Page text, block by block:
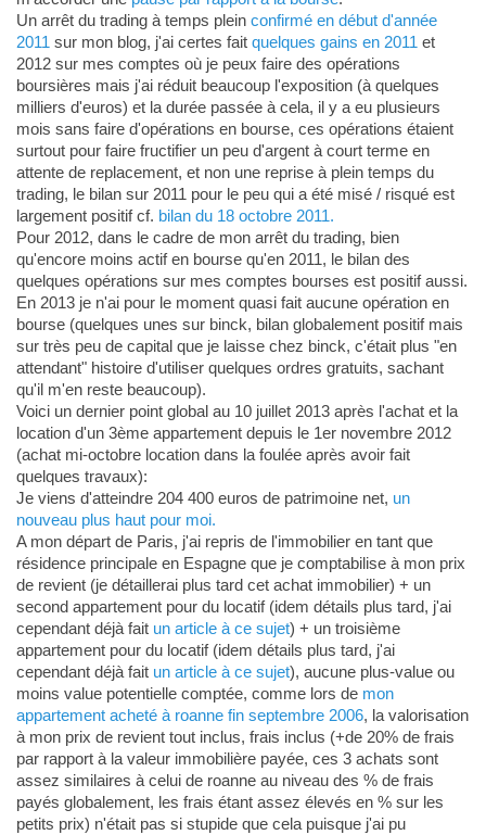
Un arrêt du trading à temps plein confirmé en début d'année
2011 sur mon blog, j'ai certes fait quelques gains en 2011 et
2012 sur mes comptes où je peux faire des opérations
boursières mais j'ai réduit beaucoup l'exposition (à quelques
milliers d'euros) et la durée passée à cela, il y a eu plusieurs
mois sans faire d'opérations en bourse, ces opérations étaient
surtout pour faire fructifier un peu d'argent à court terme en
attente de replacement, et non une reprise à plein temps du
trading, le bilan sur 2011 pour le peu qui a été misé / risqué est
largement positif cf. bilan du 18 octobre 2011.
Pour 2012, dans le cadre de mon arrêt du trading, bien
qu'encore moins actif en bourse qu'en 2011, le bilan des
quelques opérations sur mes comptes bourses est positif aussi.
En 2013 je n'ai pour le moment quasi fait aucune opération en
bourse (quelques unes sur binck, bilan globalement positif mais
sur très peu de capital que je laisse chez binck, c'était plus "en
attendant" histoire d'utiliser quelques ordres gratuits, sachant
qu'il m'en reste beaucoup).
Voici un dernier point global au 10 juillet 2013 après l'achat et la
location d'un 3ème appartement depuis le 1er novembre 2012
(achat mi-octobre location dans la foulée après avoir fait
quelques travaux):
Je viens d'atteindre 204 400 euros de patrimoine net, un
nouveau plus haut pour moi.
A mon départ de Paris, j'ai repris de l'immobilier en tant que
résidence principale en Espagne que je comptabilise à mon prix
de revient (je détaillerai plus tard cet achat immobilier) + un
second appartement pour du locatif (idem détails plus tard, j'ai
cependant déjà fait un article à ce sujet) + un troisième
appartement pour du locatif (idem détails plus tard, j'ai
cependant déjà fait un article à ce sujet), aucune plus-value ou
moins value potentielle comptée, comme lors de mon
appartement acheté à roanne fin septembre 2006, la valorisation
à mon prix de revient tout inclus, frais inclus (+de 20% de frais
par rapport à la valeur immobilière payée, ces 3 achats sont
assez similaires à celui de roanne au niveau des % de frais
payés globalement, les frais étant assez élevés en % sur les
petits prix) n'était pas si stupide que cela puisque j'ai pu